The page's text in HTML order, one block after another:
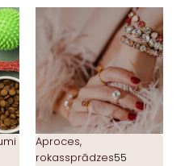
Aproces,
rokassprādzes55